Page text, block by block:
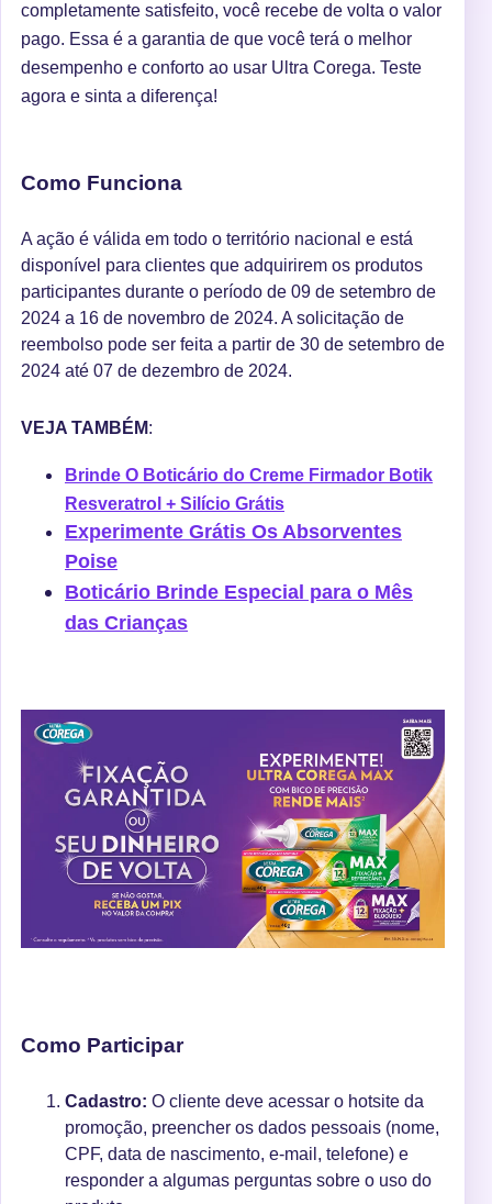
completamente satisfeito, você recebe de volta o valor
pago. Essa é a garantia de que você terá o melhor
desempenho e conforto ao usar Ultra Corega. Teste
agora e sinta a diferença!
Como Funciona
A ação é válida em todo o território nacional e está
disponível para clientes que adquirirem os produtos
participantes durante o período de 09 de setembro de
2024 a 16 de novembro de 2024. A solicitação de
reembolso pode ser feita a partir de 30 de setembro de
2024 até 07 de dezembro de 2024.
VEJA TAMBÉM:
Brinde O Boticário do Creme Firmador Botik
Resveratrol + Silício Grátis
Experimente Grátis Os Absorventes
Poise
Boticário Brinde Especial para o Mês
das Crianças
Como Participar
Cadastro: O cliente deve acessar o hotsite da
promoção, preencher os dados pessoais (nome,
CPF, data de nascimento, e-mail, telefone) e
responder a algumas perguntas sobre o uso do